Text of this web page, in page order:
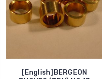
[English]BERGEON